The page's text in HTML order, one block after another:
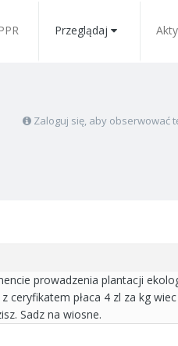
Przeglądaj
Zaloguj się, aby obserwować
prowadzenia plantacji
płaca 4 zl za kg
Sadz na wiosne.